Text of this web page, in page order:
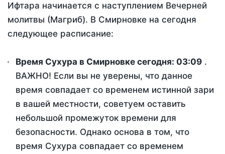
Ифтара начинается с наступлением Вечерней
молитвы (Магриб). В Смирновке на сегодня
следующее расписание:
Время Сухура в Смирновке сегодня: 03:09 .
ВАЖНО! Если вы не уверены, что данное
время совпадает со временем истинной зари
в вашей местности, советуем оставить
небольшой промежуток времени для
безопасности. Однако основа в том, что
время Сухура совпадает со временем